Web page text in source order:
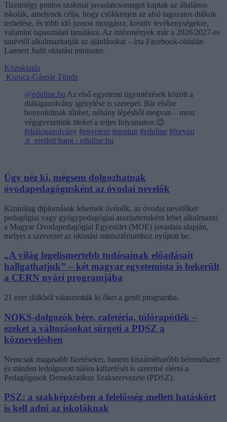
Tizennégy pontos szakmai javaslatcsomagot kaptak az általános
iskolák, amelynek célja, hogy csökkenjen az alsó tagozatos diákok
terhelése, és több idő jusson mozgásra, kreatív tevékenységekre,
valamint tapasztalati tanulásra. Az intézmények már a 2026/2027-es
tanévtől alkalmazhatják az ajánlásokat – írta Facebook-oldalán
Lannert Judit oktatási miniszter.
Közoktatás
Kurucz-Gáspár Tünde
@eduline.hu Az első egyetemi ügyintézések között a
diákigazolvány igénylése is szerepel. Bár elsőre
bonyolultnak tűnhet, néhány lépésből megvan – most
végigvezetünk titeket a teljes folyamaton.😉
#diákigazolvány #egyetem #neptun #eduline #foryou
♬ eredeti hang - eduline.hu
Úgy néz ki, mégsem dolgozhatnak
óvodapedagógusként az óvodai nevelők
Kizárólag diplomások lehetnek óvónők, az óvodai nevelőket
pedagógiai vagy gyógypedagógiai asszisztensként lehet alkalmazni
a Magyar Óvodapedagógiai Egyesület (MOE) javaslata alapján,
melyet a szervezet az oktatási minisztériumhoz nyújtott be.
„A világ legelismertebb tudósainak előadásait
hallgathatjuk” – két magyar egyetemista is bekerült
a CERN nyári programjába
21 ezer diákból választották ki őket a genfi programba.
NOKS-dolgozók bére, cafetéria, túlórapótlék –
ezeket a változásokat sürgeti a PDSZ a
köznevelésben
Nemcsak magasabb fizetéseket, hanem kiszámíthatóbb bérrendszert
és minden ledolgozott túlóra kifizetését is szeretné elérni a
Pedagógusok Demokratikus Szakszervezete (PDSZ).
PSZ: a szakképzésben a felelősség mellett hatáskört
is kell adni az iskoláknak